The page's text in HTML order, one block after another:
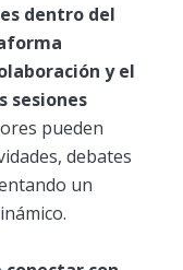
dentro del
y el
sesiones
pueden
debates
un